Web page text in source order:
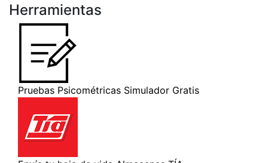
Herramientas